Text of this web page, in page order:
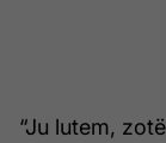
“Ju lutem,